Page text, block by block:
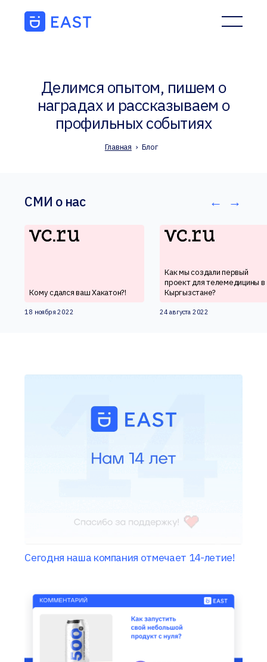
Делимся опытом, пишем о
наградах и рассказываем о
профильных событиях
Главная › Блог
СМИ о нас
Кому сдался ваш Хакатон?!
18 ноября 2022
Как мы создали первый
проект для телемедицины в
Кыргызстане?
24 августа 2022
Сегодня наша компания отмечает 14-летие!